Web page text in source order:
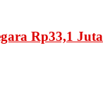
Rp33,1 Juta